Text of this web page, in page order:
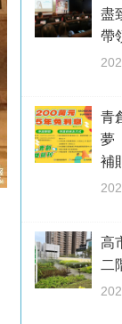
盡
帶
青
夢
補
高
二